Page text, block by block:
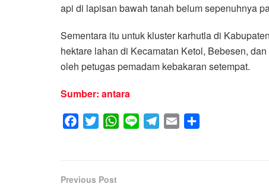
api di lapisan bawah tanah belum sepenuhnya
Sementara itu untuk kluster karhutla di
hektare lahan di Kecamatan Ketol, Bebesen,
oleh petugas pemadam kebakaran setempat.
Sumber: antara
b
t
W
Previous Post